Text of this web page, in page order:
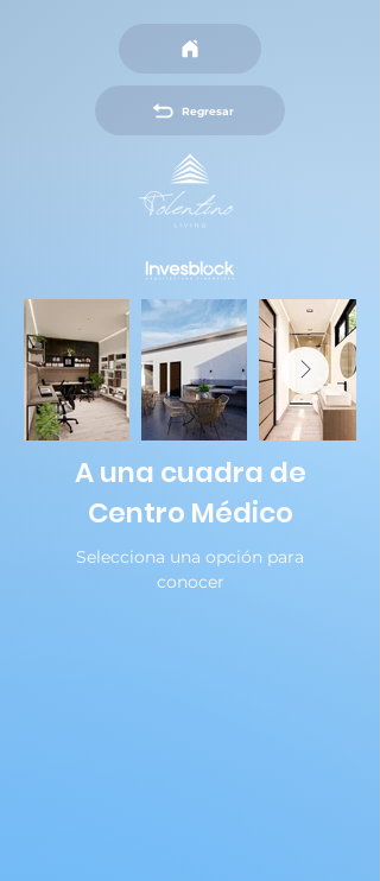
Regresar
A una cuadra de
Centro Médico
Selecciona una opción para
conocer